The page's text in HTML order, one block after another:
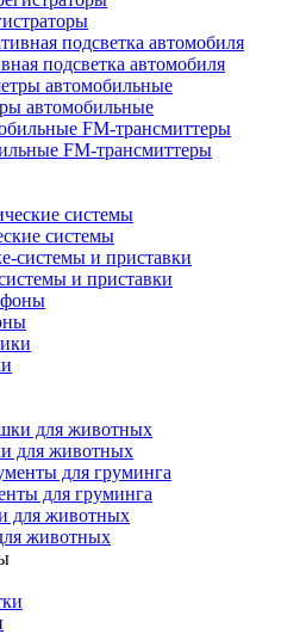
подсветка автомобиля
автомобильные
FM-трансмиттеры
системы
и приставки
для животных
для груминга
животных